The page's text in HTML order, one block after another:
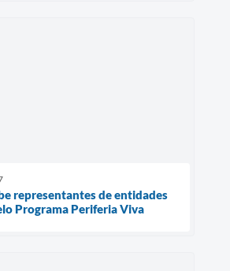
representantes de entidades
Programa Periferia Viva